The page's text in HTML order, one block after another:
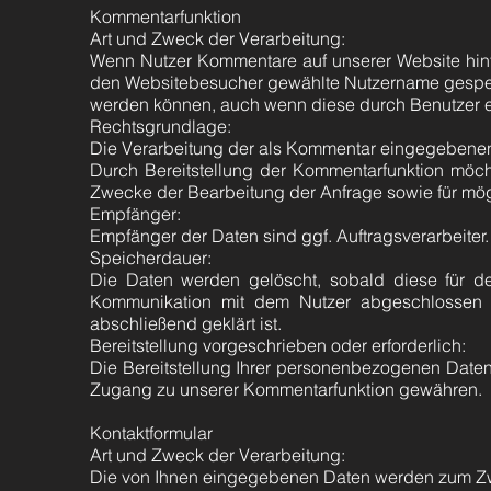
Kommentarfunktion
Art und Zweck der Verarbeitung:
Wenn Nutzer Kommentare auf unserer Website
den Websitebesucher gewählte Nutzername
werden können, auch wenn diese durch Benutzer
Rechtsgrundlage:
Die Verarbeitung der als Kommentar
Durch Bereitstellung der Kommentarfunktion
Zwecke der Bearbeitung der Anfrage sowie für
Empfänger:
Empfänger der Daten sind ggf. Auftragsverarbeiter.
Speicherdauer:
Die Daten werden gelöscht, sobald diese für
Kommunikation mit dem Nutzer
abschließend geklärt ist.
Bereitstellung vorgeschrieben oder erforderlich:
Die Bereitstellung Ihrer personenbezogenen
Zugang zu unserer Kommentarfunktion gewähren.
Kontaktformular
Art und Zweck der Verarbeitung:
Die von Ihnen eingegebenen Daten werden zum